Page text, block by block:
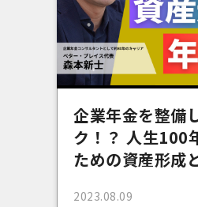
企業年金を整備
ク！？ 人生100
ための資産形成
2023.08.09